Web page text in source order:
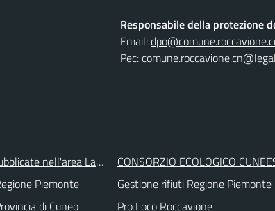
Responsabile della protezione
Email:
Pec:
nell'area Lavoro di Piemonte Tu
Piemonte
di Cuneo
CONSORZIO ECOLOGICO
Gestione rifiuti Regione Piemonte
Pro Loco Roccavione